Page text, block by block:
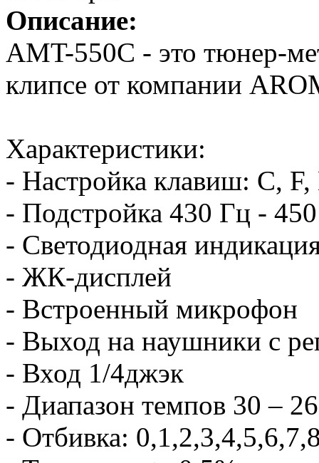
Описание:
AMT-550С - это тюнер-
клипсе от компании
Характеристики:
- Настройка клавиш: C,
- Подстройка 430 Гц -
- Светодиодная
- ЖК-дисплей
- Встроенный микрофон
- Выход на наушники с
- Вход 1/4джэк
- Диапазон темпов 30 –
- Отбивка: